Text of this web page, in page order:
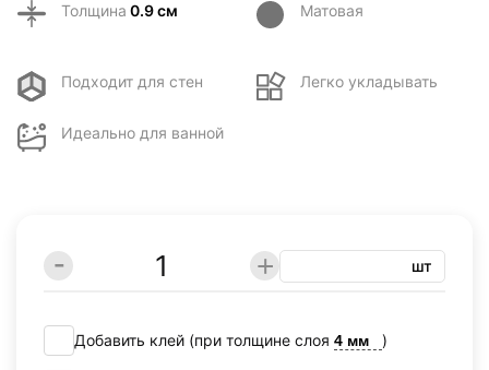
Толщина 0.9 см Матовая
Подходит для стен Легко укладывать
Идеально для ванной
шт
Добавить клей (при толщине слоя )